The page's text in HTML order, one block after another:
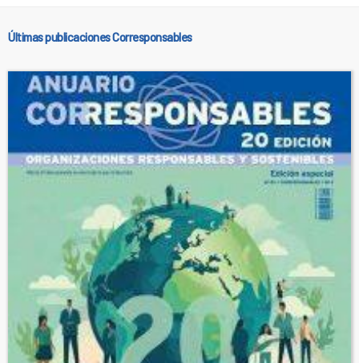
Últimas publicaciones Corresponsables